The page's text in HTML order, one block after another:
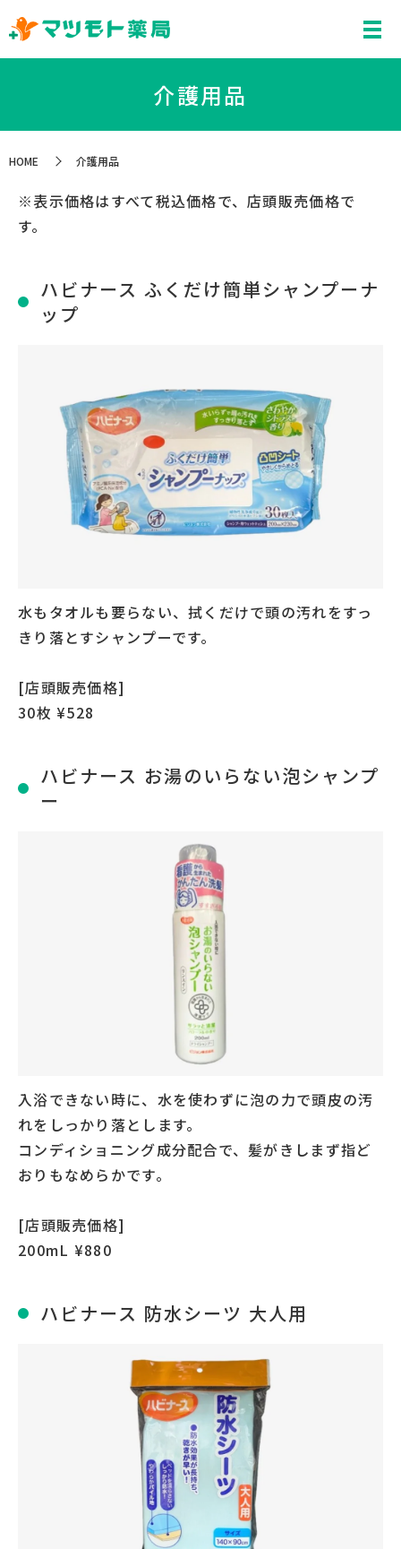
介護用品
HOME 介護用品
※表示価格はすべて税込価格で、店頭販売価格で
す。
ハビナース ふくだけ簡単シャンプーナ
ップ
水もタオルも要らない、拭くだけで頭の汚れをすっ
きり落とすシャンプーです。
[店頭販売価格]
30枚 ¥528
ハビナース お湯のいらない泡シャンプ
ー
入浴できない時に、水を使わずに泡の力で頭皮の汚
れをしっかり落とします。
コンディショニング成分配合で、髪がきしまず指ど
おりもなめらかです。
[店頭販売価格]
200mL ¥880
ハビナース 防水シーツ 大人用